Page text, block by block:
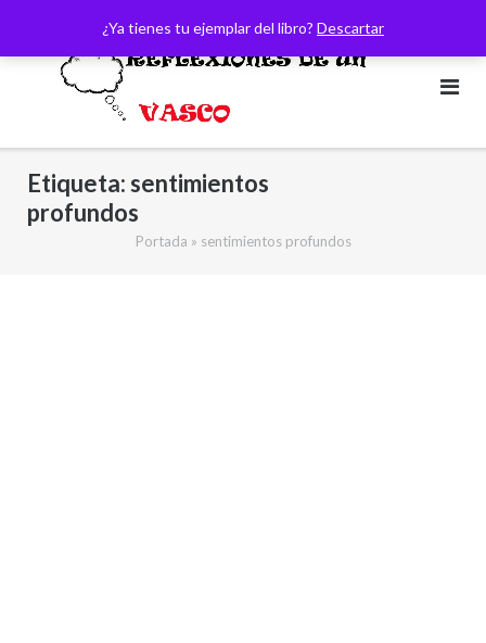
¿Ya tienes tu ejemplar del libro? Descartar
contenido
Etiqueta:sentimientos
profundos
Portada » sentimientos profundos